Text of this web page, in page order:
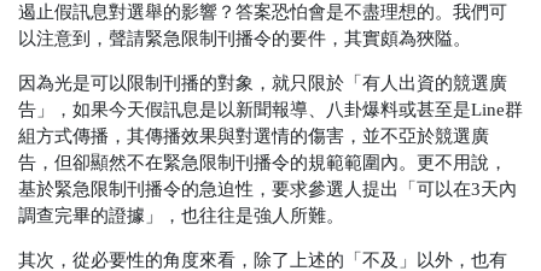
遏止假訊息對選舉的影響？答案恐怕會是不盡理想的。我們可
以注意到，聲請緊急限制刊播令的要件，其實頗為狹隘。
因為光是可以限制刊播的對象，就只限於「有人出資的競選廣
告」，如果今天假訊息是以新聞報導、八卦爆料或甚至是Line群
組方式傳播，其傳播效果與對選情的傷害，並不亞於競選廣
告，但卻顯然不在緊急限制刊播令的規範範圍內。更不用說，
基於緊急限制刊播令的急迫性，要求參選人提出「可以在3天內
調查完畢的證據」，也往往是強人所難。
其次，從必要性的角度來看，除了上述的「不及」以外，也有